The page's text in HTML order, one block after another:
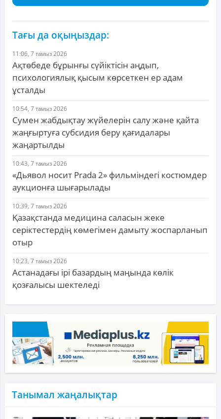
Тағы да оқыңыздар:
11:06, 7 тамыз 2026
Ақтөбеде бұрынғы сүйіктісін аңдып,
психологиялық қысым көрсеткен ер адам
ұсталды
10:54, 7 тамыз 2026
Сумен жабдықтау жүйелерін салу және қайта
жаңғыртуға субсидия беру қағидалары
жаңартылды
10:43, 7 тамыз 2026
«Дьявол носит Prada 2» фильміндегі костюмдер
аукционға шығарылады
10:39, 7 тамыз 2026
Қазақстанда медицина саласын жеке
серіктестердің көмегімен дамыту жоспарланып
отыр
10:23, 7 тамыз 2026
Астанадағы ірі базардың маңында көлік
қозғалысы шектеледі
Танымал жаңалықтар